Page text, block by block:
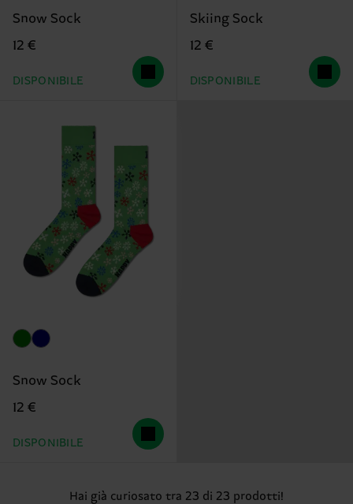
Snow Sock
12 €
DISPONIBILE
Skiing Sock
12 €
DISPONIBILE
Snow Sock
12 €
DISPONIBILE
Hai già curiosato tra 23 di 23 prodotti!